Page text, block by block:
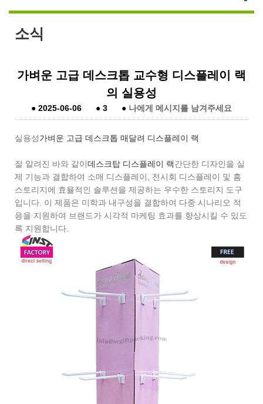
소식
가벼운 고급 데스크톱 교수형 디스플레이 랙
의 실용성
● 2025-06-06 ● 3 ● 나에게 메시지를 남겨주세요
실용성가벼운 고급 데스크톱 매달려 디스플레이 랙
잘 알려진 바와 같이데스크탑 디스플레이 랙간단한 디자인을 실
제 기능과 결합하여 소매 디스플레이, 전시회 디스플레이 및 홈
스토리지에 효율적인 솔루션을 제공하는 우수한 스토리지 도구
입니다. 이 제품은 미학과 내구성을 결합하여 다중 시나리오 적
응을 지원하여 브랜드가 시각적 마케팅 효과를 향상시킬 수 있도
록 지원합니다.